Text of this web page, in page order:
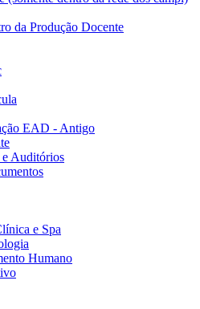
da Produção Docente
EAD - Antigo
e Auditórios
e Spa
Humano